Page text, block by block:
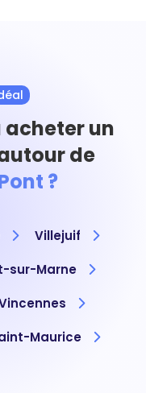
acheter un
de
?
Villejuif
sur-Marne
Maurice